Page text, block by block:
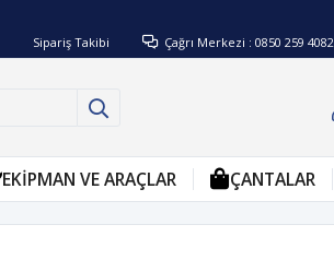
Sipariş Takibi Çağrı Merkezi : 0850 259 4082
EKIPMAN VE ARAÇLAR ÇANTALAR